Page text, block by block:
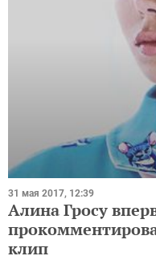
31 мая 2017, 12:39
Алина Гросу
клип